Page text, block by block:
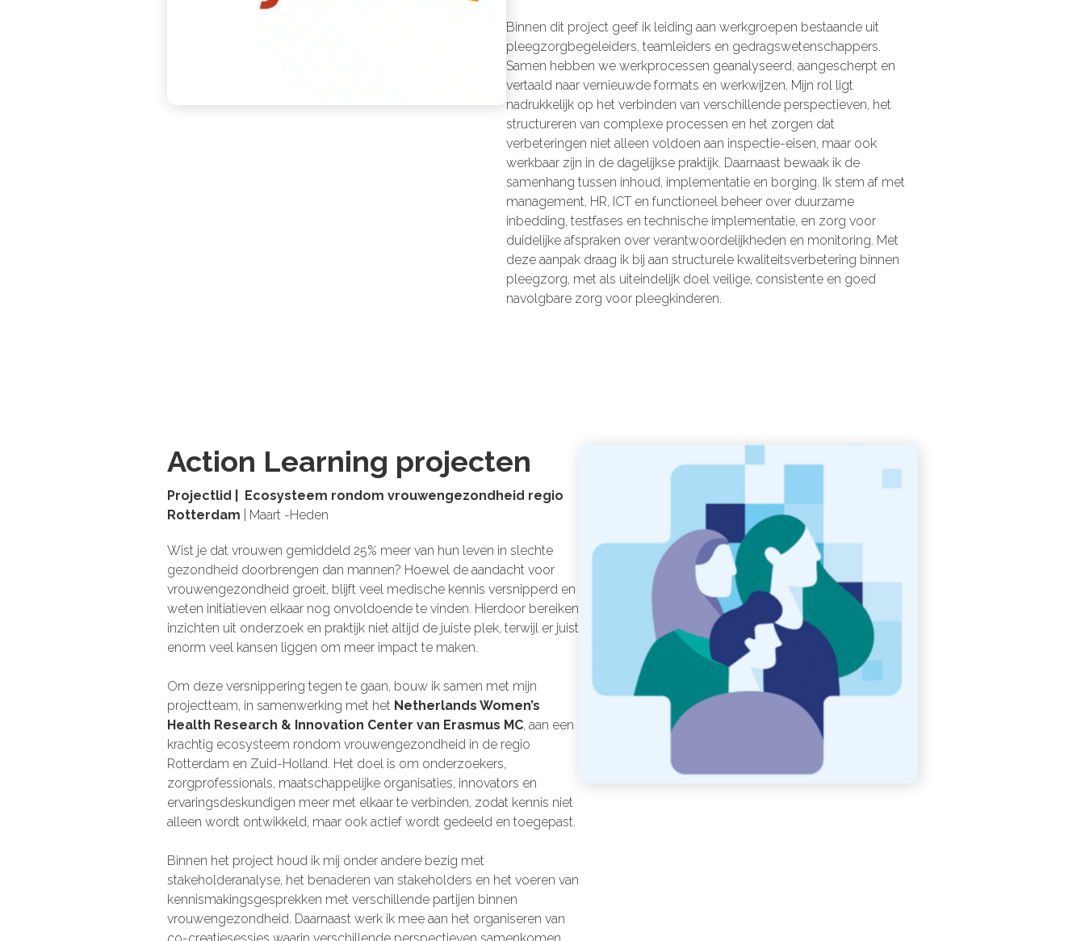
Binnen dit project geef ik leiding aan werkgroepen bestaande uit
pleegzorgbegeleiders, teamleiders en gedragswetenschappers.
Samen hebben we werkprocessen geanalyseerd, aangescherpt en
vertaald naar vernieuwde formats en werkwijzen. Mijn rol ligt
nadrukkelijk op het verbinden van verschillende perspectieven, het
structureren van complexe processen en het zorgen dat
verbeteringen niet alleen voldoen aan inspectie-eisen, maar ook
werkbaar zijn in de dagelijkse praktijk. Daarnaast bewaak ik de
samenhang tussen inhoud, implementatie en borging. Ik stem af met
management, HR, ICT en functioneel beheer over duurzame
inbedding, testfases en technische implementatie, en zorg voor
duidelijke afspraken over verantwoordelijkheden en monitoring. Met
deze aanpak draag ik bij aan structurele kwaliteitsverbetering binnen
pleegzorg, met als uiteindelijk doel veilige, consistente en goed
navolgbare zorg voor pleegkinderen.
Action Learning projecten
Projectlid | Ecosysteem rondom vrouwengezondheid regio
Rotterdam | Maart -Heden
Wist je dat vrouwen gemiddeld 25% meer van hun leven in slechte
gezondheid doorbrengen dan mannen? Hoewel de aandacht voor
vrouwengezondheid groeit, blijft veel medische kennis versnipperd en
weten initiatieven elkaar nog onvoldoende te vinden. Hierdoor bereiken
inzichten uit onderzoek en praktijk niet altijd de juiste plek, terwijl er juist
enorm veel kansen liggen om meer impact te maken.
Om deze versnippering tegen te gaan, bouw ik samen met mijn
projectteam, in samenwerking met het Netherlands Women’s
Health Research & Innovation Center van Erasmus MC, aan een
krachtig ecosysteem rondom vrouwengezondheid in de regio
Rotterdam en Zuid-Holland. Het doel is om onderzoekers,
zorgprofessionals, maatschappelijke organisaties, innovators en
ervaringsdeskundigen meer met elkaar te verbinden, zodat kennis niet
alleen wordt ontwikkeld, maar ook actief wordt gedeeld en toegepast.
Binnen het project houd ik mij onder andere bezig met
stakeholderanalyse, het benaderen van stakeholders en het voeren van
kennismakingsgesprekken met verschillende partijen binnen
vrouwengezondheid. Daarnaast werk ik mee aan het organiseren van